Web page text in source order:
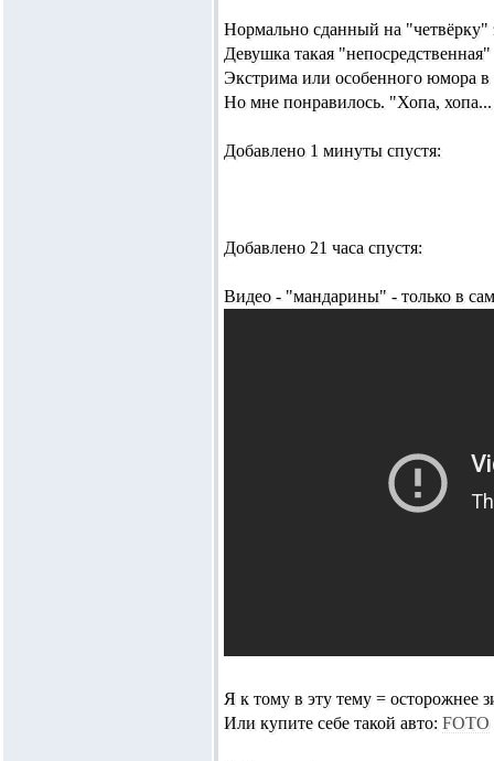
Нормально сданный на
Девушка такая
Экстрима или особенного юмора в
Но мне понравилось. "Хопа,
Добавлено 1 минуты спустя:
Добавлено 21 часа спустя:
Видео - "мандарины" - только в
Я к тому в эту тему = осторожнее
Или купите себе такой авто: FOTO